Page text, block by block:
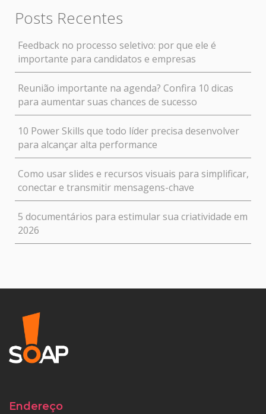
Posts Recentes
Feedback no processo seletivo: por que ele é
importante para candidatos e empresas
Reunião importante na agenda? Confira 10 dicas
para aumentar suas chances de sucesso
10 Power Skills que todo líder precisa desenvolver
para alcançar alta performance
Como usar slides e recursos visuais para simplificar,
conectar e transmitir mensagens-chave
5 documentários para estimular sua criatividade em
2026
Endereço